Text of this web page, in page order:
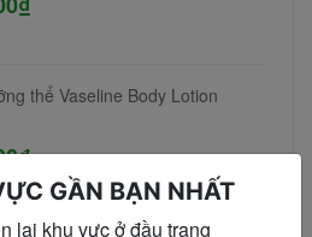
thể Vaseline Body Lotion
GẦN BẠN NHẤT
lại khu vực ở đầu trang